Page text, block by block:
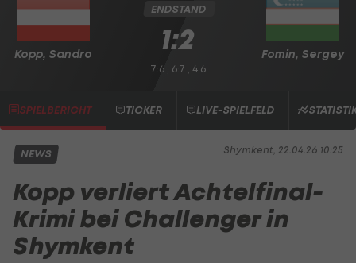
Kopp, Sandro Fomin, Sergey
ENDSTAND
1:2
7:6 , 6:7 , 4:6
SPIELBERICHT TICKER LIVE-SPIELFELD
Shymkent, 22.04.26 10:25
NEWS
Kopp verliert Achtelfinal-
Krimi bei Challenger in
Shymkent